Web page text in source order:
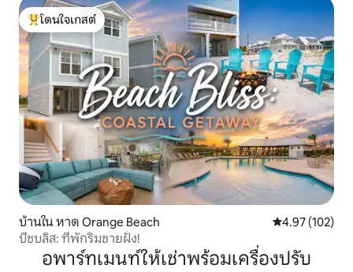
โดนใจเกสต์ที่สุด
โดนใจเกสต์
บ้านใน หาด Orange Beach คะแนนเฉลี่ย
4.97 (102)
บีชบลิส: ที่พักริมชายฝั่ง!
อพาร์ทเมนท์ให้เช่าพร้อมเครื่องปรับ